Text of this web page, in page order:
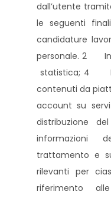
dall’utente
le seguenti
candidature
personale. 2
statistica; 4
contenuti da
account su
distribuzione
informazioni
trattamento e
rilevanti per
riferimento